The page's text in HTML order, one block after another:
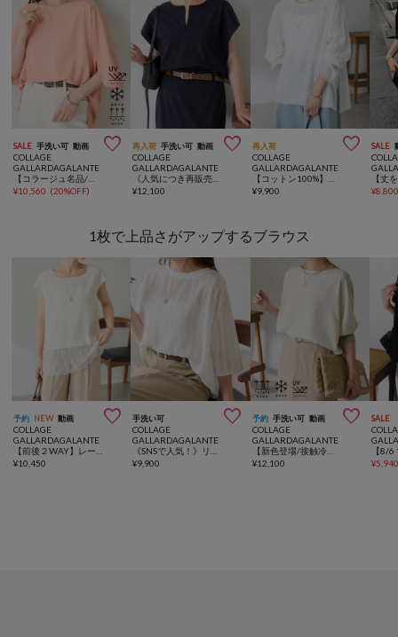
SALE 手洗い可 動画 
COLLAGE
GALLARDAGALANTE
¥10,560 (20%OFF)
再入荷 手洗い可 動画 
COLLAGE
GALLARDAGALANTE
¥12,100
再入荷 
COLLAGE
GALLARDAGALANTE
¥9,900
SALE
¥
1枚で上品さがアップするブラウス
予約 NEW 動画 
COLLAGE
GALLARDAGALANTE
¥10,450
手洗い可 
COLLAGE
GALLARDAGALANTE
¥9,900
予約 手洗い可 動画 
COLLAGE
GALLARDAGALANTE
【新色登場/接触冷感/累計販売1.5万枚】ジャージ袖リブTブラウス/とろみ
¥12,100
SALE
¥